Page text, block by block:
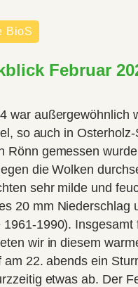
BioS
Februar
war außergewöhnlich
so auch in
Rönn gemessen
die Wolken
sehr milde und
20 mm
1990).
wir in diesem
am 22. abends ein
etwas ab. Der